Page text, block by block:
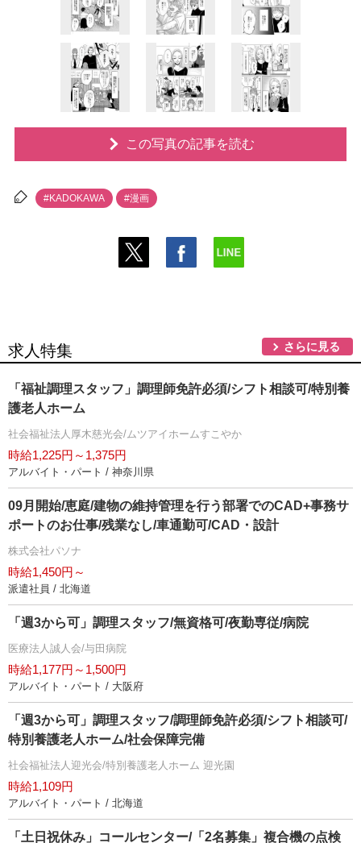
この写真の記事を読む
#KADOKAWA #漫画
求人特集 さらに見る
「福祉調理スタッフ」調理師免許必須/シフト相談可/特別養
護老人ホーム
社会福祉法人厚木慈光会/ムツアイホームすこやか
時給1,225円～1,375円
アルバイト・パート / 神奈川県
09月開始/恵庭/建物の維持管理を行う部署でのCAD+事務サ
ポートのお仕事/残業なし/車通勤可/CAD・設計
株式会社パソナ
時給1,450円～
派遣社員 / 北海道
「週3から可」調理スタッフ/無資格可/夜勤専従/病院
医療法人誠人会/与田病院
時給1,177円～1,500円
アルバイト・パート / 大阪府
「週3から可」調理スタッフ/調理師免許必須/シフト相談可/
特別養護老人ホーム/社会保障完備
社会福祉法人迎光会/特別養護老人ホーム 迎光園
時給1,109円
アルバイト・パート / 北海道
「土日祝休み」コールセンター/「2名募集」複合機の点検